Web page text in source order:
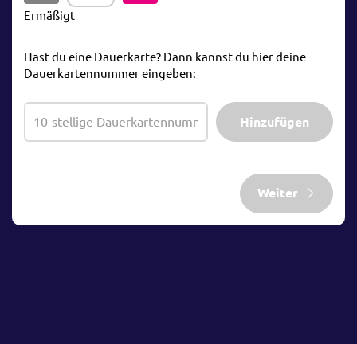
Ermäßigt
Hast du eine Dauerkarte? Dann kannst du hier deine
Dauerkartennummer eingeben:
Hinzufügen
Weiter